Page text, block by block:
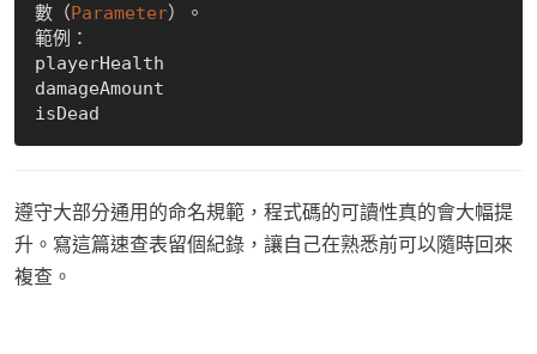
數（Parameter）。
範例：
playerHealth
damageAmount
遵守大部分通用的命名規範，程式碼的可讀性真的會大幅提
升。寫這篇速查表留個紀錄，讓自己在熟悉前可以隨時回來
複查。